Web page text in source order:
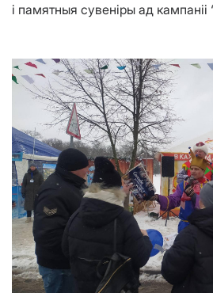
і памятныя сувеніры ад кампаніі